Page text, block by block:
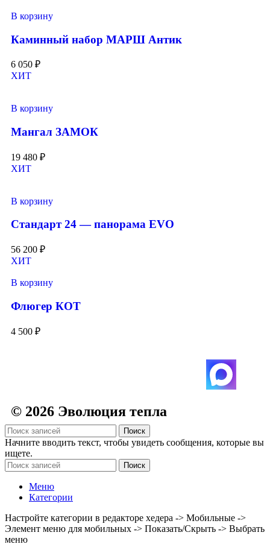
В корзину
Каминный набор МАРШ Антик
6 050 ₽
ХИТ
В корзину
Мангал ЗАМОК
19 480 ₽
ХИТ
В корзину
Стандарт 24 — панорама EVO
56 200 ₽
ХИТ
В корзину
Флюгер КОТ
4 500 ₽
© 2026 Эволюция тепла
Поиск
Начните вводить текст, чтобы увидеть сообщения, которые вы
ищете.
Поиск
Меню
Категории
Настройте категории в редакторе хедера -> Мобильные ->
Элемент меню для мобильных -> Показать/Скрыть -> Выбрать
меню